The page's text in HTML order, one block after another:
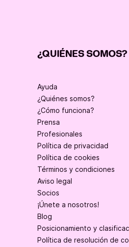
¿QUIÉNES SOMOS?
Ayuda
¿Quiénes somos?
¿Cómo funciona?
Prensa
Profesionales
Política de privacidad
Política de cookies
Términos y condiciones
Aviso legal
Socios
¡Únete a nosotros!
Blog
Posicionamiento y
Política de resolución de